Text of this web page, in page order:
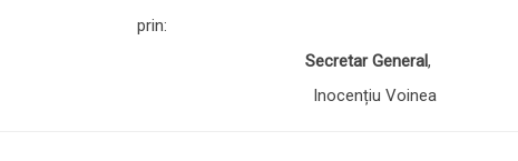
prin:
Secretar General,
Diță Inocențiu Voinea